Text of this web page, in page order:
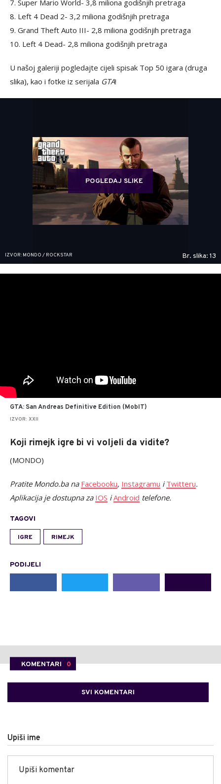
7. Super Mario World- 3,8 miliona godišnjih pretraga
8. Left 4 Dead 2- 3,2 miliona godišnjih pretraga
9. Grand Theft Auto III- 2,8 miliona godišnjih pretraga
10. Left 4 Dead- 2,8 miliona godišnjih pretraga
U našoj galeriji pogledajte cijeli spisak Top 50 igara (druga
slika), kao i fotke iz serijala GTA!
POGLEDAJ SLIKE
IZVOR: MONDO / ROCKSTAR Br. slika: 13
GTA: San Andreas Definitive Edition (MobIT)
IZVOR: XXII
Koji rimejk igre bi vi voljeli da vidite?
(MONDO)
Pratite Mondo.ba na Facebooku, Instagramu iTwitteru.
Aplikacija je dostupna za IOS iAndroid telefone.
TAGOVI
IGRE RIMEJK
PODIJELI
KOMENTARI 0
SVI KOMENTARI
Upiši ime